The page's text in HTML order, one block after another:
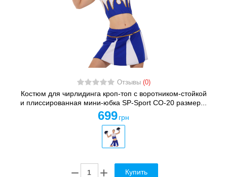
Отзывы (0)
Костюм для чирлидинга кроп-топ с воротником-стойкой
и плиссированная мини-юбка SP-Sport CO-20 размер...
699 грн
Купить